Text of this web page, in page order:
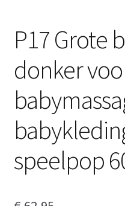
P17 Grote
donker
speelpop